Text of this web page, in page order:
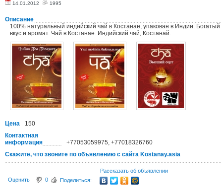
14.01.2012 1995
Описание
100% натуральный индийский чай в Костанае, упакован в Индии. Богатый
вкус и аромат. Чай в Костанае. Индийский чай, Костанай.
Цена
150
Контактная
информация
+77053059975, +77018326760
Скажите, что звоните по объявлению с сайта Kostanay.asia
Рассказать об объявлении
Оценить
0 Поделиться: